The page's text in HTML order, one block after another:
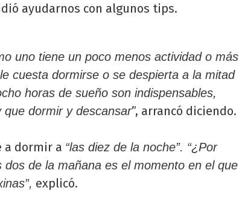
ayudarnos con algunos tips.
uno tiene un poco menos actividad o más
cuesta dormirse o se despierta a la mitad
horas de sueño son indispensables,
dormir y descansar”, arrancó diciendo.
a dormir a “las diez de la noche”. “¿Por
de la mañana es el momento en el que
explicó.